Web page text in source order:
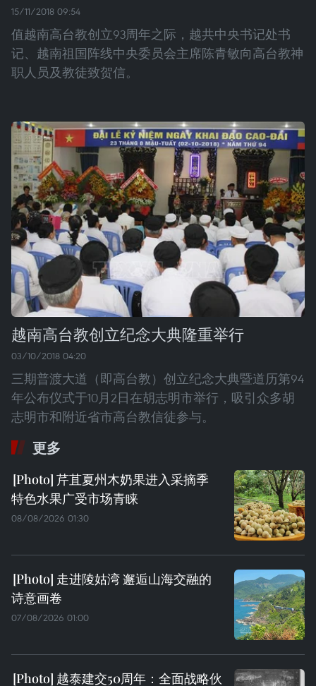
15/11/2018 09:54
值越南高台教创立93周年之际，越共中央书记处书
记、越南祖国阵线中央委员会主席陈青敏向高台教神
职人员及教徒致贺信。
越南高台教创立纪念大典隆重举行
03/10/2018 04:20
三期普渡大道（即高台教）创立纪念大典暨道历第94
年公布仪式于10月2日在胡志明市举行，吸引众多胡
志明市和附近省市高台教信徒参与。
更多
芹苴夏州木奶果进入采摘季
特色水果广受市场青睐
08/08/2026 01:30
走进陵姑湾 邂逅山海交融的
诗意画卷
07/08/2026 01:00
越泰建交50周年：全面战略伙